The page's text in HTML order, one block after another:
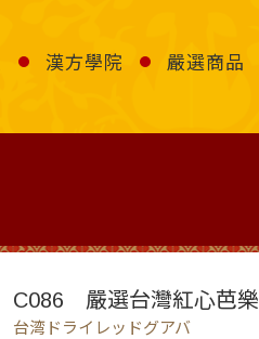
漢方學院 嚴選商品
C086 嚴選台灣紅心芭樂
台湾ドライレッドグアバ